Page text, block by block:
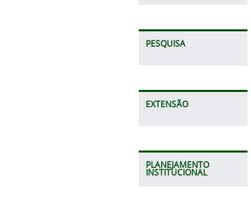
PESQUISA
EXTENSÃO
PLANEJAMENTO
INSTITUCIONAL